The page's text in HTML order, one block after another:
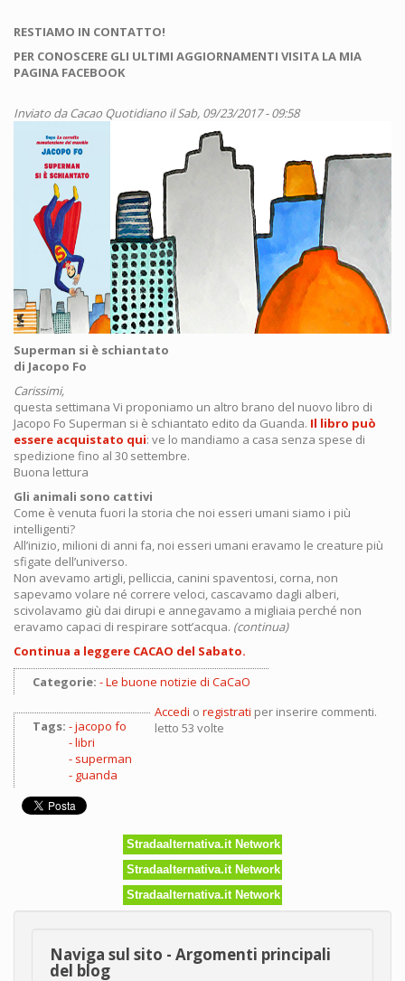
RESTIAMO IN CONTATTO!
PER CONOSCERE GLI ULTIMI AGGIORNAMENTI VISITA LA MIA
PAGINA FACEBOOK
Inviato daCacao Quotidiano il Sab, 09/23/2017 - 09:58
Superman si è schiantato
di Jacopo Fo
Carissimi,
questa settimana Vi proponiamo un altro brano del nuovo libro di
Jacopo Fo Superman si è schiantato edito da Guanda. Il libro può
essere acquistato qui: ve lo mandiamo a casa senza spese di
spedizione fino al 30 settembre.
Buona lettura
Gli animali sono cattivi
Come è venuta fuori la storia che noi esseri umani siamo i più
intelligenti?
All’inizio, milioni di anni fa, noi esseri umani eravamo le creature più
sfigate dell’universo.
Non avevamo artigli, pelliccia, canini spaventosi, corna, non
sapevamo volare né correre veloci, cascavamo dagli alberi,
scivolavamo giù dai dirupi e annegavamo a migliaia perché non
eravamo capaci di respirare sott’acqua. (continua)
Continua a leggere CACAO del Sabato.
Categorie:
Le buone notizie di CaCaO
Tags:
jacopo fo
libri
superman
guanda
Accedi o registrati per inserire commenti.
letto 53 volte
Stradaalternativa.it Network
Stradaalternativa.it Network
Stradaalternativa.it Network
Naviga sul sito - Argomenti principali
del blog